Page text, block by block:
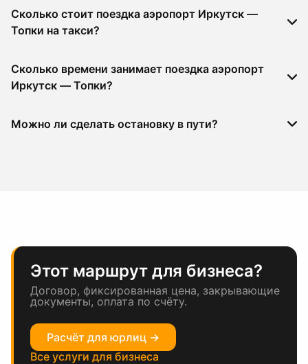
Сколько стоит поездка аэропорт Иркутск —
Топки на такси?
Сколько времени занимает поездка аэропорт
Иркутск — Топки?
Можно ли сделать остановку в пути?
Этот маршрут для бизнеса?
Договор, фиксированная цена, закрывающие
документы, оплата по счёту.
Расчёт для юрлиц →
Все услуги для бизнеса